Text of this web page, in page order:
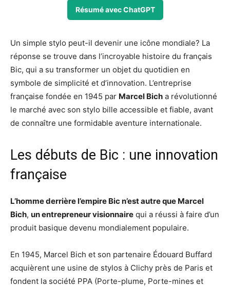
Résumé avec ChatGPT
Un simple stylo peut-il devenir une icône mondiale? La
réponse se trouve dans l’incroyable histoire du français
Bic, qui a su transformer un objet du quotidien en
symbole de simplicité et d’innovation. L’entreprise
française fondée en 1945 par Marcel Bich a révolutionné
le marché avec son stylo bille accessible et fiable, avant
de connaître une formidable aventure internationale.
Les débuts de Bic : une innovation
française
L’homme derrière l’empire Bic n’est autre que Marcel
Bich, un entrepreneur visionnaire qui a réussi à faire d’un
produit basique devenu mondialement populaire.
En 1945, Marcel Bich et son partenaire Édouard Buffard
acquièrent une usine de stylos à Clichy près de Paris et
fondent la société PPA (Porte-plume, Porte-mines et